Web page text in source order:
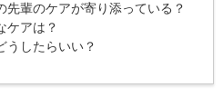
先輩のケアが寄り添っている？
ケアは？
うしたらいい？